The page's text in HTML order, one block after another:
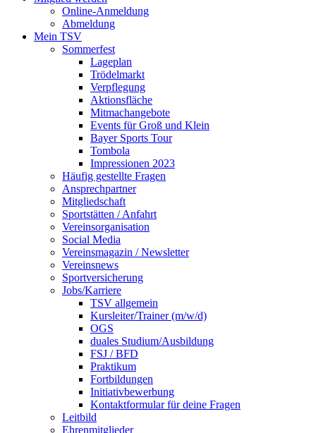
Online-Anmeldung
Abmeldung
Mein TSV
Sommerfest
Lageplan
Trödelmarkt
Verpflegung
Aktionsfläche
Mitmachangebote
Events für Groß und Klein
Bayer Sports Tour
Tombola
Impressionen 2023
Häufig gestellte Fragen
Ansprechpartner
Mitgliedschaft
Sportstätten / Anfahrt
Vereinsorganisation
Social Media
Vereinsmagazin / Newsletter
Vereinsnews
Sportversicherung
Jobs/Karriere
TSV allgemein
Kursleiter/Trainer (m/w/d)
OGS
duales Studium/Ausbildung
FSJ / BFD
Praktikum
Fortbildungen
Initiativbewerbung
Kontaktformular für deine Fragen
Leitbild
Ehrenmitglieder